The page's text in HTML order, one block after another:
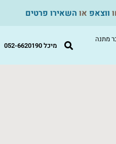
ווצאפ או השאירו פרטים
מתנה
מיכל 052-6620190